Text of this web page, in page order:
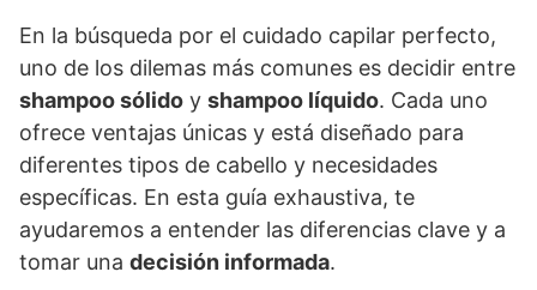
En la búsqueda por el cuidado capilar perfecto,
uno de los dilemas más comunes es decidir entre
shampoo sólido y shampoo líquido. Cada uno
ofrece ventajas únicas y está diseñado para
diferentes tipos de cabello y necesidades
específicas. En esta guía exhaustiva, te
ayudaremos a entender las diferencias clave y a
tomar una decisión informada.